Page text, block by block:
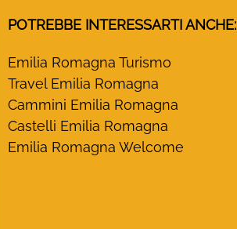
POTREBBE INTERESSARTI ANCHE:
Emilia Romagna Turismo
Travel Emilia Romagna
Cammini Emilia Romagna
Castelli Emilia Romagna
Emilia Romagna Welcome